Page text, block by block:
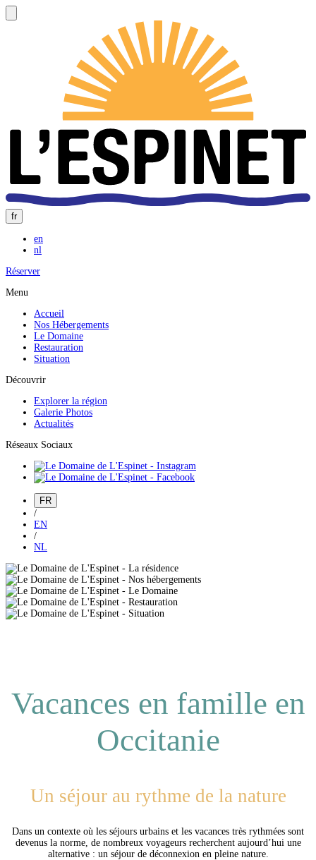
fr
en
nl
Réserver
Menu
Accueil
Nos Hébergements
Le Domaine
Restauration
Situation
Découvrir
Explorer la région
Galerie Photos
Actualités
Réseaux Sociaux
FR
/
EN
/
NL
Vacances en famille en
Occitanie
Un séjour au rythme de la nature
Dans un contexte où les séjours urbains et les vacances très rythmées sont
devenus la norme, de nombreux voyageurs recherchent aujourd’hui une
alternative : un séjour de déconnexion en pleine nature.